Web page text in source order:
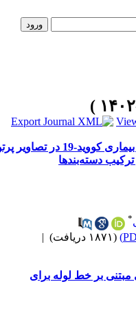
تشخیص بیماری کووید-19 در تصاویر پرتو
(۱۸۷۱ دریافت)
|
بر خط لوله برای